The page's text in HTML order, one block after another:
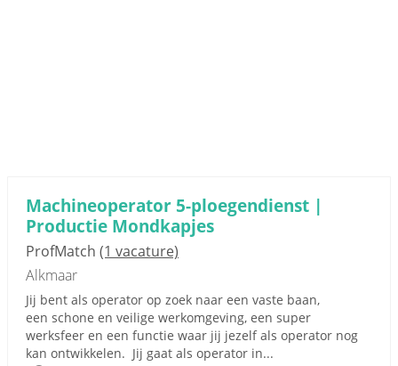
Machineoperator 5-ploegendienst |
Productie Mondkapjes
ProfMatch (1 vacature)
Alkmaar
Jij bent als operator op zoek naar een vaste baan,
een schone en veilige werkomgeving, een super
werksfeer en een functie waar jij jezelf als operator nog
kan ontwikkelen. Jij gaat als operator in...